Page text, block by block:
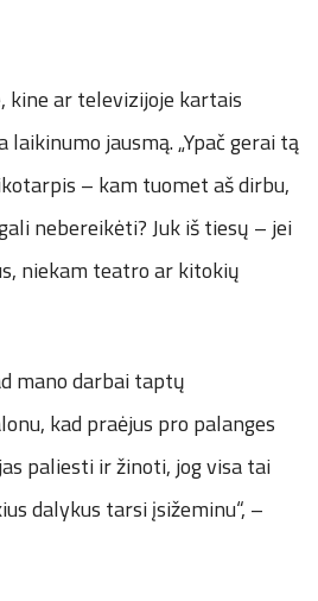
kine ar televizijoje kartais
jausmą. „Ypač gerai tą
– kam tuomet aš dirbu,
nebereikėti? Juk iš tiesų – jei
niekam teatro ar kitokių
mano darbai taptų
kad praėjus pro palanges
paliesti ir žinoti, jog visa tai
dalykus tarsi įsižeminu“, –